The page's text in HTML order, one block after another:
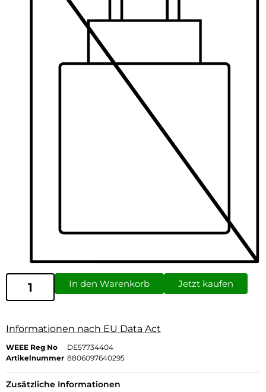
In den Warenkorb Jetzt kaufen
Informationen nach EU Data Act
WEEE Reg No
DE57734404
Artikelnummer 8806097640295
Zusätzliche Informationen